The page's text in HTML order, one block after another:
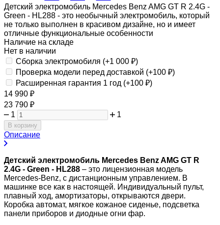
Детский электромобиль Mercedes Benz AMG GT R 2.4G -
Green - HL288 - это необычный электромобиль, который
не только выполнен в красивом дизайне, но и имеет
отличные функциональные особенности
Наличие на складе
Нет в наличии
Сборка электромобиля (+1 000 ₽)
Проверка модели перед доставкой (+100 ₽)
Расширенная гарантия 1 год (+100 ₽)
14 990 ₽
23 790 ₽
1
1
В корзину
Описание
Детский электромобиль Mercedes Benz AMG GT R
2.4G - Green - HL288 – это лицензионная модель
Mercedes-Benz, с дистанционным управлением. В
машинке все как в настоящей. Индивидуальный пульт,
плавный ход, амортизаторы, открываются двери.
Коробка автомат, мягкое кожаное сиденье, подсветка
панели приборов и диодные огни фар.